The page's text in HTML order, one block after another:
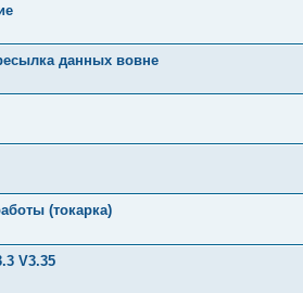
данных вовне
(токарка)
V3.35